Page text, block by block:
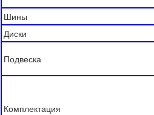
Шины
Диски
Подвеска
Комплектация